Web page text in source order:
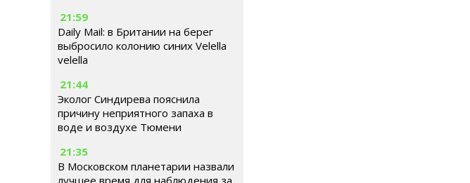
21:59
Daily Mail: в Британии на берег
выбросило колонию синих Velella
velella
21:44
Эколог Синдирева пояснила
причину неприятного запаха в
воде и воздухе Тюмени
21:35
В Московском планетарии назвали
лучшее время для наблюдения за